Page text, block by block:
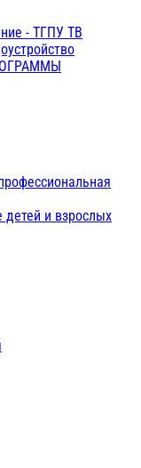
- ТГПУ ТВ
детей и взрослых